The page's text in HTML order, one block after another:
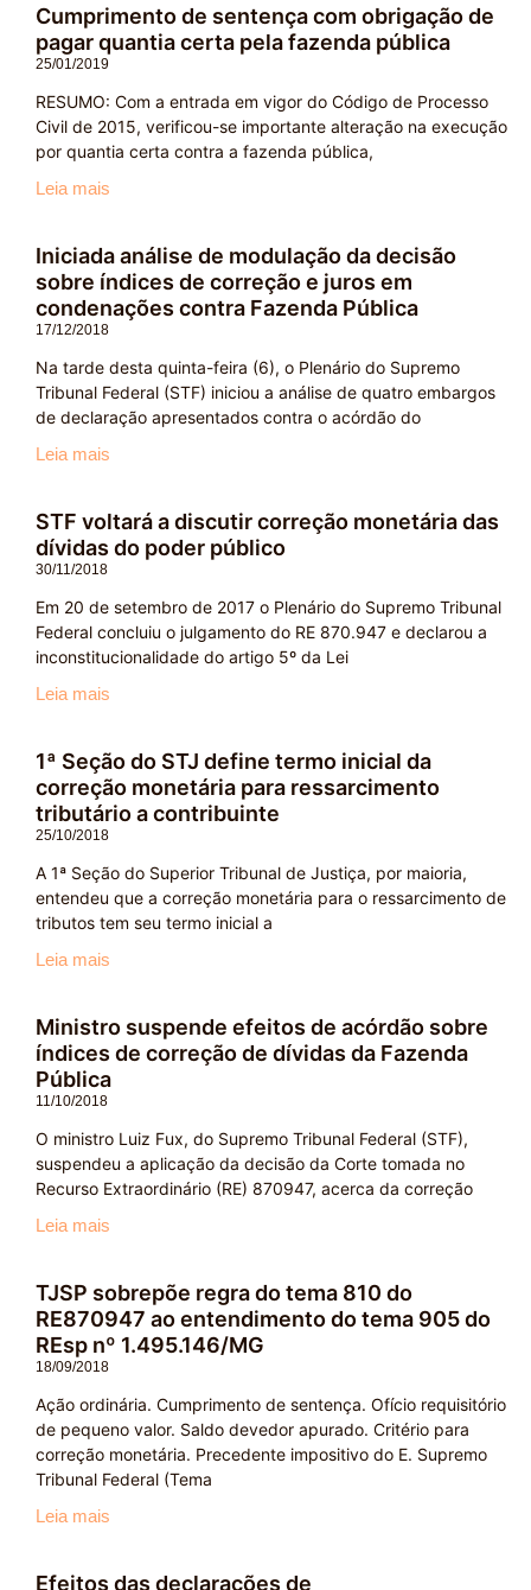
Cumprimento de sentença com obrigação de
pagar quantia certa pela fazenda pública
25/01/2019
RESUMO: Com a entrada em vigor do Código de Processo
Civil de 2015, verificou-se importante alteração na execução
por quantia certa contra a fazenda pública,
Leia mais
Iniciada análise de modulação da decisão
sobre índices de correção e juros em
condenações contra Fazenda Pública
17/12/2018
Na tarde desta quinta-feira (6), o Plenário do Supremo
Tribunal Federal (STF) iniciou a análise de quatro embargos
de declaração apresentados contra o acórdão do
Leia mais
STF voltará a discutir correção monetária das
dívidas do poder público
30/11/2018
Em 20 de setembro de 2017 o Plenário do Supremo Tribunal
Federal concluiu o julgamento do RE 870.947 e declarou a
inconstitucionalidade do artigo 5º da Lei
Leia mais
1ª Seção do STJ define termo inicial da
correção monetária para ressarcimento
tributário a contribuinte
25/10/2018
A 1ª Seção do Superior Tribunal de Justiça, por maioria,
entendeu que a correção monetária para o ressarcimento de
tributos tem seu termo inicial a
Leia mais
Ministro suspende efeitos de acórdão sobre
índices de correção de dívidas da Fazenda
Pública
11/10/2018
O ministro Luiz Fux, do Supremo Tribunal Federal (STF),
suspendeu a aplicação da decisão da Corte tomada no
Recurso Extraordinário (RE) 870947, acerca da correção
Leia mais
TJSP sobrepõe regra do tema 810 do
RE870947 ao entendimento do tema 905 do
REsp nº 1.495.146/MG
18/09/2018
Ação ordinária. Cumprimento de sentença. Ofício requisitório
de pequeno valor. Saldo devedor apurado. Critério para
correção monetária. Precedente impositivo do E. Supremo
Tribunal Federal (Tema
Leia mais
Efeitos das declarações de